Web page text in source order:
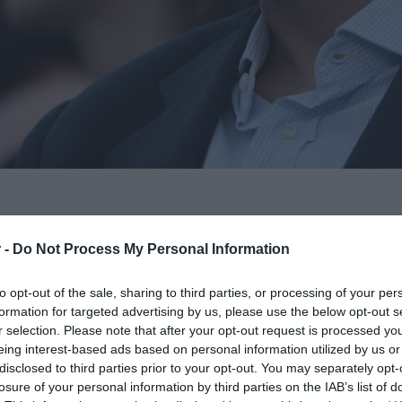
- Do Not Process My Personal Information
opt-out of the sale, sharing to third parties, or processing of your
for targeted advertising by us, please use the below opt-out
selection. Please note that after your opt-out request is processed
interest-based ads based on personal information utilized by us
to third parties prior to your opt-out. You may separately
of your personal information by third parties on the IAB’s list of
η αναγγελία του θανάτου του
έπειτα από μάχη με τον καρκίνο.
στον εγκέφαλο τα τελευταία 2
τίτλο “Άνοιξη Μυαλού” όπου και